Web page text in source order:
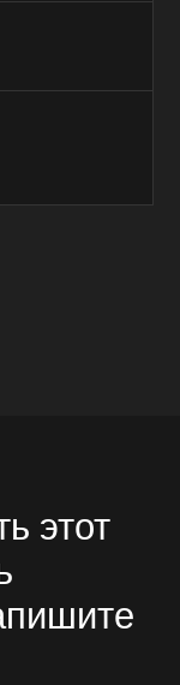
этот